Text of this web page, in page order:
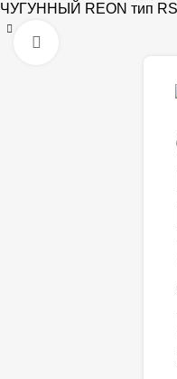
ЧУГУННЫЙ REON тип